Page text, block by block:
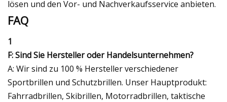
lösen und den Vor- und Nachverkaufsservice anbieten.
FAQ
1
F: Sind Sie Hersteller oder Handelsunternehmen?
A: Wir sind zu 100 % Hersteller verschiedener
Sportbrillen und Schutzbrillen. Unser Hauptprodukt:
Fahrradbrillen, Skibrillen, Motorradbrillen, taktische